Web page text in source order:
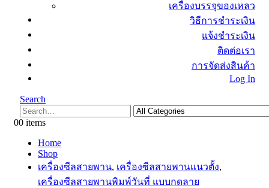
เครื่องบรรจุของเหลว
วิธีการชำระเงิน
แจ้งชำระเงิน
ติดต่อเรา
การจัดส่งสินค้า
Log In
Search
00 items
Home
Shop
เครื่องซีลสายพาน, เครื่องซีลสายพานแนวตั้ง,
เครื่องซีลสายพานพิมพ์วันที่ แบบกดลาย